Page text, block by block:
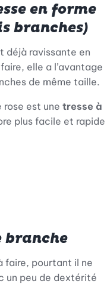
en forme
branches)
déjà ravissante en
elle a l’avantage
de même taille.
rose est une tresse à
plus facile et rapide
branche
faire, pourtant il ne
un peu de dextérité